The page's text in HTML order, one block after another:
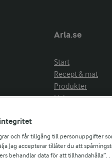
Arla.se
Start
Recept & mat
Produkter
Hälsa
Aktuellt
Om Arla
Nyheter & press
och får tillgång till personuppgifter
Jag accepterar tillåter du att
behandlar data för att tillhandahålla”.